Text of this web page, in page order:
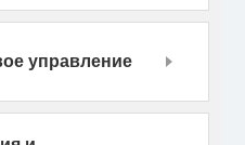
управление